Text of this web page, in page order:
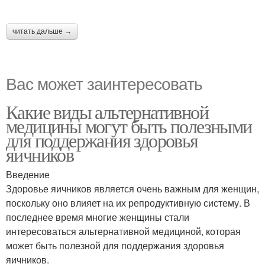
читать дальше →
Вас может заинтересовать
Какие виды альтернативной
медицины могут быть полезными
для поддержания здоровья
яичников
Введение
Здоровье яичников является очень важным для женщин,
поскольку оно влияет на их репродуктивную систему. В
последнее время многие женщины стали
интересоваться альтернативной медициной, которая
может быть полезной для поддержания здоровья
яичников.